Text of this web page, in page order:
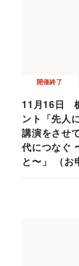
開催終了
11月16日
ント「先人
講演をさせ
代につなぐ
と〜」 （お